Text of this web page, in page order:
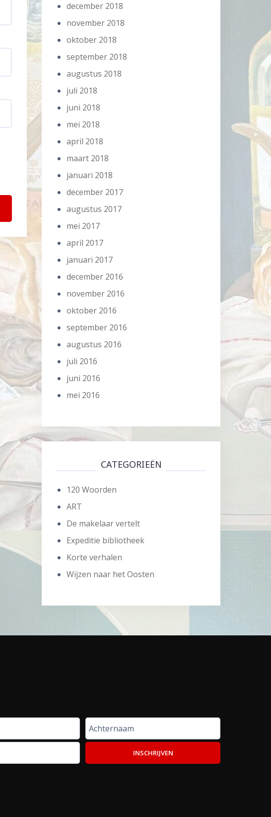
december 2018
november 2018
oktober 2018
september 2018
augustus 2018
juli 2018
juni 2018
mei 2018
april 2018
maart 2018
januari 2018
december 2017
augustus 2017
mei 2017
april 2017
januari 2017
december 2016
november 2016
oktober 2016
september 2016
augustus 2016
juli 2016
juni 2016
mei 2016
CATEGORIEËN
120 Woorden
ART
De makelaar vertelt
Expeditie bibliotheek
Korte verhalen
Wijzen naar het Oosten